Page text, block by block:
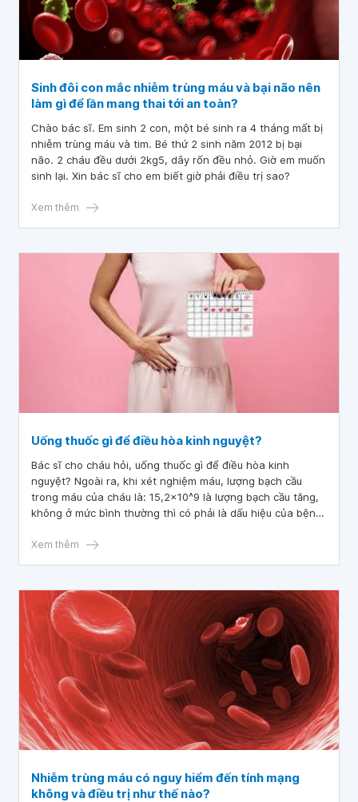
Sinh đôi con mắc nhiễm trùng máu và bại não nên
làm gì để lần mang thai tới an toàn?
Chào bác sĩ. Em sinh 2 con, một bé sinh ra 4 tháng mất bị
nhiễm trùng máu và tim. Bé thứ 2 sinh năm 2012 bị bại
não. 2 cháu đều dưới 2kg5, dây rốn đều nhỏ. Giờ em muốn
sinh lại. Xin bác sĩ cho em biết giờ phải điều trị sao?
Xem thêm
Uống thuốc gì để điều hòa kinh nguyệt?
Bác sĩ cho cháu hỏi, uống thuốc gì để điều hòa kinh
nguyệt? Ngoài ra, khi xét nghiệm máu, lượng bạch cầu
trong máu của cháu là: 15,2×10^9 là lượng bạch cầu tăng,
không ở mức bình thường thì có phải là dấu hiệu của bệnh
Xem thêm
Nhiễm trùng máu có nguy hiểm đến tính mạng
không và điều trị như thế nào?